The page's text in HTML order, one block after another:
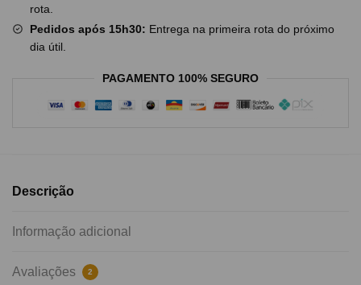
rota.
Pedidos após 15h30: Entrega na primeira rota do próximo
dia útil.
PAGAMENTO 100% SEGURO
Descrição
Informação adicional
Avaliações 2